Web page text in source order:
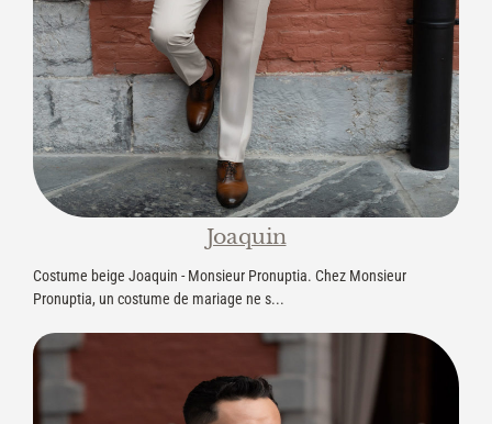
Joaquin
Costume beige Joaquin - Monsieur Pronuptia. Chez Monsieur
Pronuptia, un costume de mariage ne s...